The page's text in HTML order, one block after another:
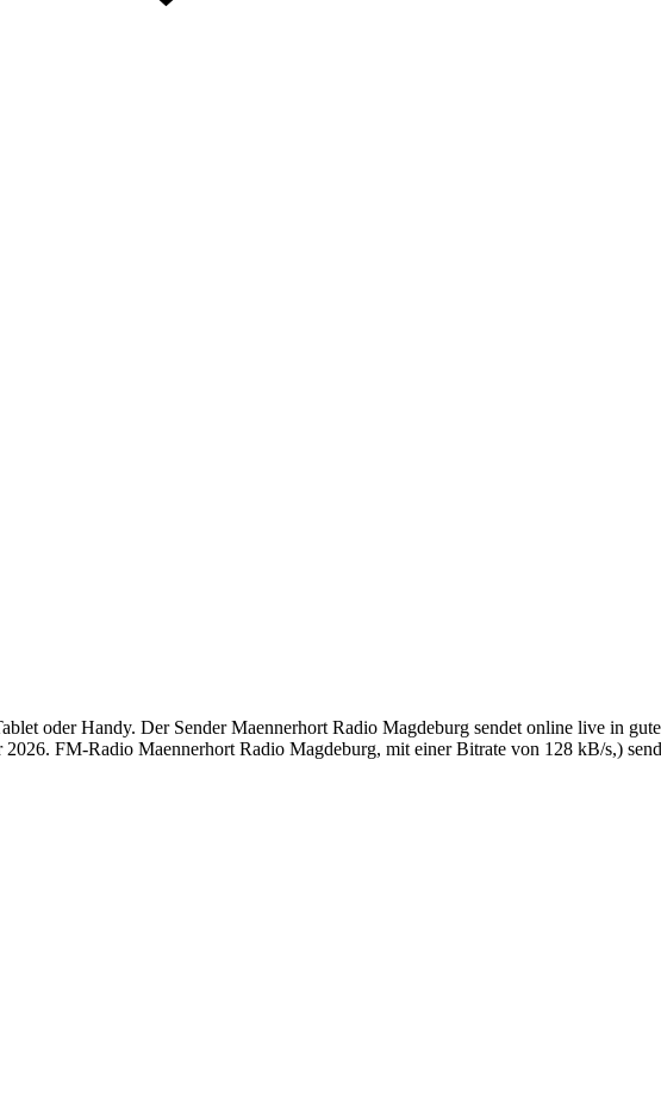
oder Handy. Der Sender Maennerhort Radio Magdeburg sendet online live in
FM-Radio Maennerhort Radio Magdeburg, mit einer Bitrate von 128 kB/s,)